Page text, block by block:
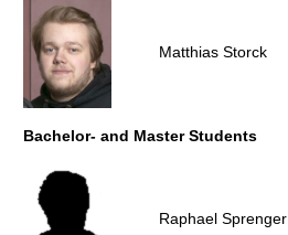
Matthias Storck
Bachelor- and Master Students
Raphael Sprenger